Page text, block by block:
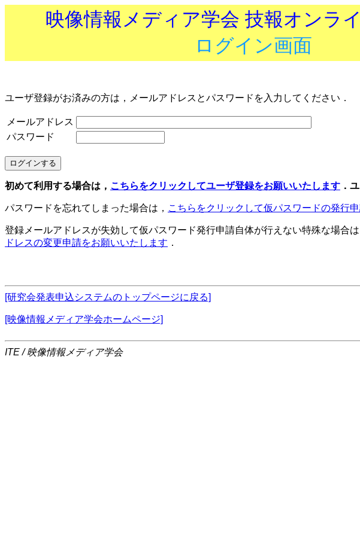
映像情報メディア学会 技報オンラ
ログイン画面
ユーザ登録がお済みの方は，メールアドレスとパスワードを入力してください．
メールアドレス
パスワード
初めて利用する場合は， こちらをクリックしてユーザ登録をお願いいたします ．
パスワードを忘れてしまった場合は， こちらをクリックして仮パスワードの発行
登録メールアドレスが失効して仮パスワード発行申請自体が行えない特殊な場合は
ドレスの変更申請をお願いいたします ．
[研究会発表申込システムのトップページに戻る]
[映像情報メディア学会ホームページ]
ITE / 映像情報メディア学会